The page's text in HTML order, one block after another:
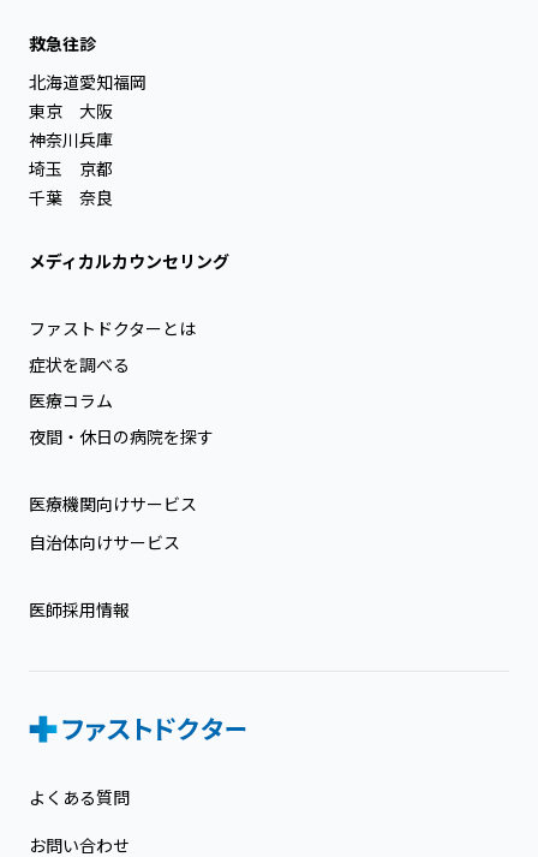
救急往診
北海道
東京
神奈川
埼玉
千葉
愛知
大阪
兵庫
京都
奈良
福岡
メディカルカウンセリング
ファストドクターとは
症状を調べる
医療コラム
夜間・休日の病院を探す
医療機関向けサービス
自治体向けサービス
医師採用情報
よくある質問
お問い合わせ